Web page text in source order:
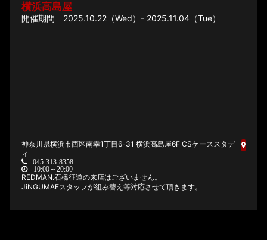
横浜高島屋
2025.10.22（Wed）- 2025.11.04（Tue）
神奈川県横浜市西区南幸1丁目6-31 横浜高島屋6F CSケーススタデ
ィ
045-313-8358
10:00～20:00
REDMAN.石橋征道の来店はございません。
JiNGUMAEスタッフが組み替え等対応させて頂きます。